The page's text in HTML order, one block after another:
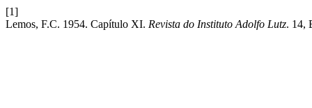
[1]
Lemos, F.C. 1954. Capítulo XI. Revista do Instituto Adolfo Lutz. 14,